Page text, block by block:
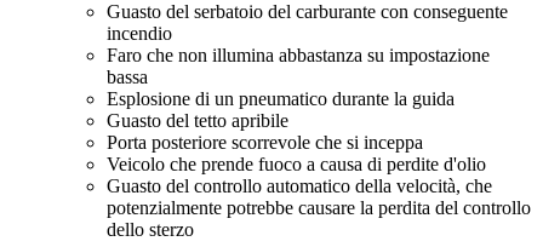
Guasto del serbatoio del carburante con conseguente
incendio
Faro che non illumina abbastanza su impostazione
bassa
Esplosione di un pneumatico durante la guida
Guasto del tetto apribile
Porta posteriore scorrevole che si inceppa
Veicolo che prende fuoco a causa di perdite d'olio
Guasto del controllo automatico della velocità, che
potenzialmente potrebbe causare la perdita del controllo
dello sterzo